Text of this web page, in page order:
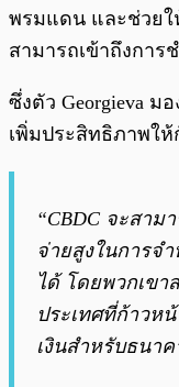
พรมแดน และช่วย
สามารถเข้าถึงการ
ซึ่งตัว Georgieva ม
เพิ่มประสิทธิภาพให้
“CBDC จะสาม
จ่ายสูงในการจ
ได้ โดยพวกเข
ประเทศที่ก้าวห
เงินสำหรับธนา